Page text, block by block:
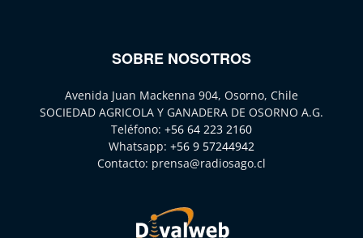
SOBRE NOSOTROS
Avenida Juan Mackenna 904, Osorno, Chile
SOCIEDAD AGRICOLA Y GANADERA DE OSORNO A.G.
Teléfono: +56 64 223 2160
Whatsapp: +56 9 57244942
Contacto: prensa@radiosago.cl